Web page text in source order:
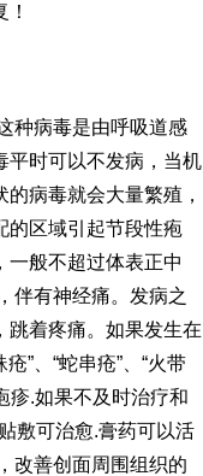
种病毒是由呼吸道感
平时可以不发病，当机
病毒就会大量繁殖，
的区域引起节段性疱
一般不超过体表正中
伴有神经痛。发病之
跳着疼痛。如果发生在
”、“蛇串疮”、“火带
疹.如果不及时治疗和
敷可治愈.膏药可以活
改善创面周围组织的